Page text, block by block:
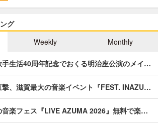
グ
Weekly Monthly
手生活40周年記念でおくる明治座公演のメイ…
撃、滋賀最大の音楽イベント『FEST. INAZU…
音楽フェス『LIVE AZUMA 2026』無料で楽…